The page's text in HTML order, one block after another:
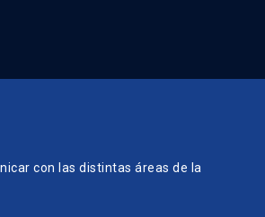
con las distintas áreas de la